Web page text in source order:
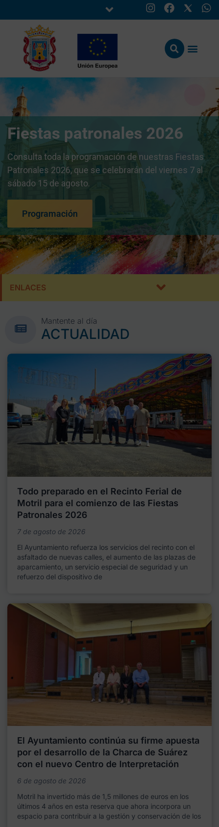
Fiestas patronales 2026
Consulta toda la programación de nuestras Fiestas
Patronales 2026, que se celebrarán del viernes 7 al
sábado 15 de agosto.
Programación
ENLACES
Mantente al día
ACTUALIDAD
Todo preparado en el Recinto Ferial de
Motril para el comienzo de las Fiestas
Patronales 2026
7 de agosto de 2026
El Ayuntamiento refuerza los servicios del recinto con el
asfaltado de nuevas calles, el aumento de las plazas de
aparcamiento, un servicio especial de seguridad y un
refuerzo del dispositivo de
El Ayuntamiento continúa su firme apuesta
por el desarrollo de la Charca de Suárez
con el nuevo Centro de Interpretación
6 de agosto de 2026
Motril ha invertido más de 1,5 millones de euros en los
últimos 4 años en esta reserva que ahora incorpora un
espacio para contribuir a la gestión y conservación de los